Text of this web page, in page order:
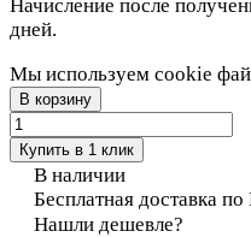
Начисление после
дней.
Мы используем cookie
В корзину
Купить в 1 клик
В наличии
Бесплатная доставка
Нашли дешевле?